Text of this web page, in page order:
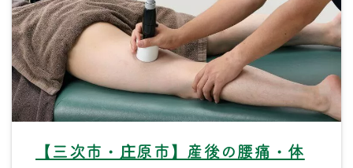
【三次市・庄原市】産後の腰痛・体